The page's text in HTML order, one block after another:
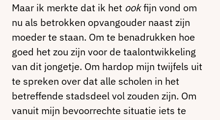
Maar ik merkte dat ik het ookfijn vond om
nu als betrokken opvangouder naast zijn
moeder te staan. Om te benadrukken hoe
goed het zou zijn voor de taalontwikkeling
van dit jongetje. Om hardop mijn twijfels uit
te spreken over dat alle scholen in het
betreffende stadsdeel vol zouden zijn. Om
vanuit mijn bevoorrechte situatie iets te